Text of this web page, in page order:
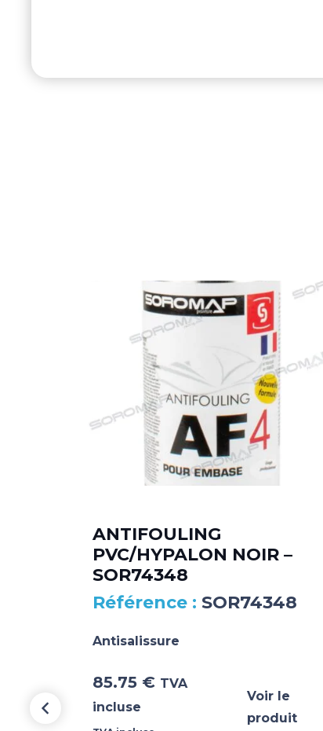
ANTIFOULING
PVC/HYPALON NOIR –
SOR74348
SOR74348
Antisalissure
85.75 € TVA
incluse
Voir le
produit